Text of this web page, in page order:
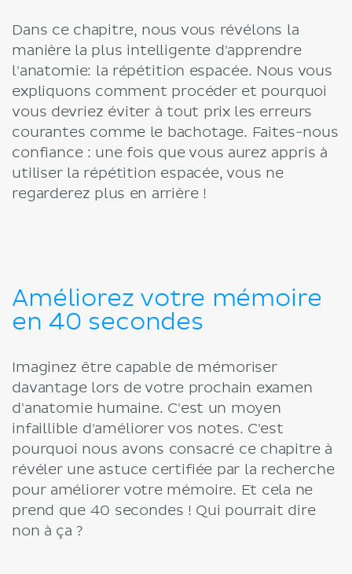
Dans ce chapitre, nous vous révélons la
manière la plus intelligente d'apprendre
l'anatomie: la répétition espacée. Nous vous
expliquons comment procéder et pourquoi
vous devriez éviter à tout prix les erreurs
courantes comme le bachotage. Faites-nous
confiance : une fois que vous aurez appris à
utiliser la répétition espacée, vous ne
regarderez plus en arrière !
Améliorez votre mémoire
en 40 secondes
Imaginez être capable de mémoriser
davantage lors de votre prochain examen
d'anatomie humaine. C'est un moyen
infaillible d'améliorer vos notes. C'est
pourquoi nous avons consacré ce chapitre à
révéler une astuce certifiée par la recherche
pour améliorer votre mémoire. Et cela ne
prend que 40 secondes ! Qui pourrait dire
non à ça ?